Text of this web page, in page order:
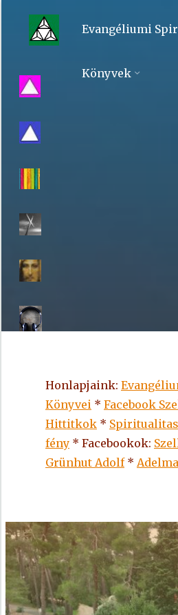
content
Evangéliumi
Evangéliumi
Könyvek
Honlapjaink:
Könyvei * Facebook
Hittitkok *
fény * Facebookok:
Grünhut Adolf*